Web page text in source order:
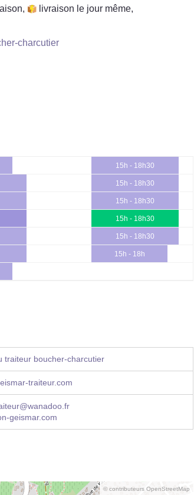
, livraison le jour même,
charcutier
15h - 18h30
15h - 18h30
15h - 18h30
15h - 18h30
15h - 18h30
15h - 18h
traiteur boucher-charcutier
traiteur.com
geismar.com
© contributeurs OpenStreetMap